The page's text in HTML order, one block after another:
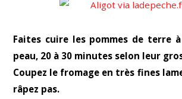
Faites cuire les pommes de terre à
peau, 20 à 30 minutes selon leur
Coupez le fromage en très fines
râpez pas.